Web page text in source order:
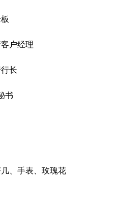
户经理
长
书
、手表、玫瑰花